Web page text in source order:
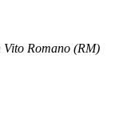
Romano (RM)